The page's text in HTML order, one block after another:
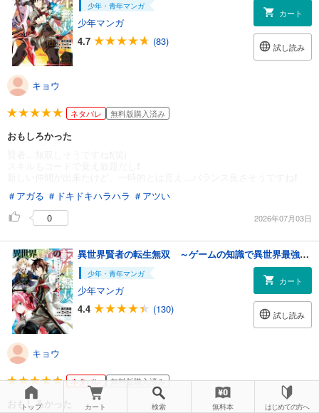
少年・青年マンガ
少年マンガ
4.7
(83)
カート
試し読み
キョウ
ネタバレ 無料版購入済み
おもしろかった
＃アガる ＃ドキドキハラハラ ＃アツい
0
2026年07月03日
異世界賢者の転生無双 ～ゲームの知識で異世界最強～ 1巻
少年・青年マンガ
少年マンガ
4.4
(130)
カート
試し読み
キョウ
ネタバレ 無料版購入済み
おもしろかった
トップ カート 検索 無料本 はじめての方へ